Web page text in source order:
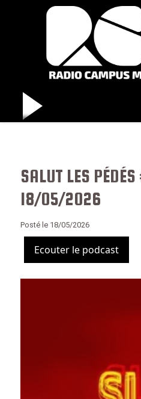
SALUT LES
18/05/2026
Posté le 18/05/2026
Ecouter le podcast